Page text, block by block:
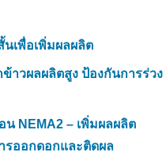
เพื่อเพิ่มผลผลิต
าวผลผลิตสูง ป้องกันการร่วง
NEMA2 – เพิ่มผลผลิต
รออกดอกและติดผล